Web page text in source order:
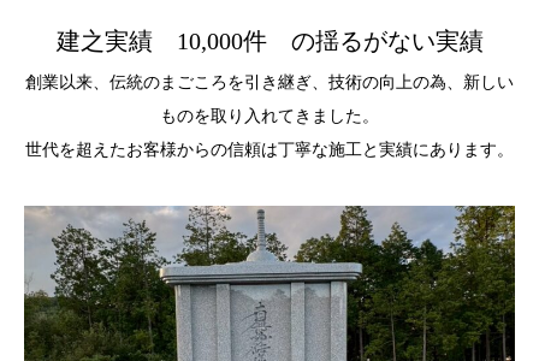
建之実績 10,000件 の揺るがない実績
創業以来、伝統のまごころを引き継ぎ、技術の向上の為、新しい
ものを取り入れてきました。
世代を超えたお客様からの信頼は丁寧な施工と実績にあります。